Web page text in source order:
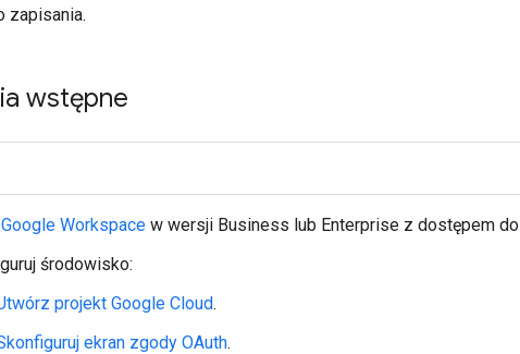
zapisania.
wstępne
Google Workspace w wersji Business lub Enterprise z dostępem do
środowisko:
projekt Google Cloud.
ekran zgody OAuth.